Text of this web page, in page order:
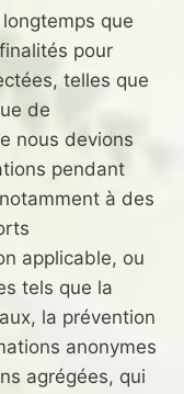
que
pour
telles que
de
nous devions
pendant
à des
applicable, ou
tels que la
la prévention
anonymes
agrégées, qui